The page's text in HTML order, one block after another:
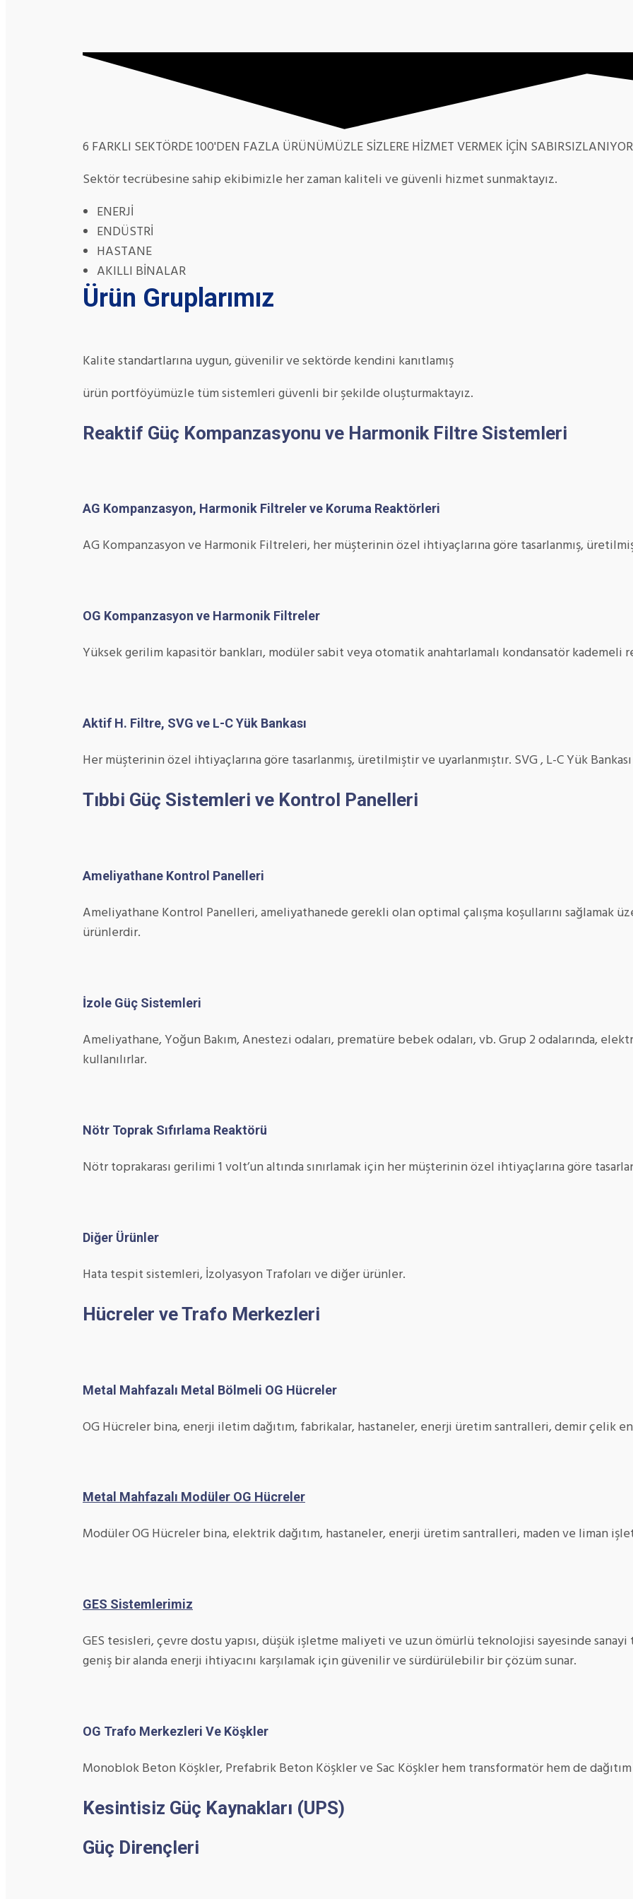
6 FARKLI SEKTÖRDE 100'DEN FAZLA ÜRÜNÜMÜZLE SİZLERE HİZMET VERMEK İÇİN
Sektör tecrübesine sahip ekibimizle her zaman kaliteli ve güvenli hizmet sunmaktayız.
ENERJİ
ENDÜSTRİ
HASTANE
AKILLI BİNALAR
Ürün Gruplarımız
Kalite standartlarına uygun, güvenilir ve sektörde kendini kanıtlamış
ürün portföyümüzle tüm sistemleri güvenli bir şekilde oluşturmaktayız.
Reaktif Güç Kompanzasyonu ve Harmonik Filtre Sistemleri
AG Kompanzasyon, Harmonik Filtreler ve Koruma Reaktörleri
AG Kompanzasyon ve Harmonik Filtreleri, her müşterinin özel ihtiyaçlarına göre tasarlanmış,
OG Kompanzasyon ve Harmonik Filtreler
Yüksek gerilim kapasitör bankları, modüler sabit veya otomatik anahtarlamalı kondansatör
Aktif H. Filtre, SVG ve L-C Yük Bankası
Her müşterinin özel ihtiyaçlarına göre tasarlanmış, üretilmiştir ve uyarlanmıştır. SVG , L-C Yük
Tıbbi Güç Sistemleri ve Kontrol Panelleri
Ameliyathane Kontrol Panelleri
Ameliyathane Kontrol Panelleri, ameliyathanede gerekli olan optimal çalışma koşullarını sağlamak
ürünlerdir.
İzole Güç Sistemleri
Ameliyathane, Yoğun Bakım, Anestezi odaları, prematüre bebek odaları, vb. Grup 2 odalarında,
kullanılırlar.
Nötr Toprak Sıfırlama Reaktörü
Nötr toprakarası gerilimi 1 volt’un altında sınırlamak için her müşterinin özel ihtiyaçlarına göre
Diğer Ürünler
Hata tespit sistemleri, İzolyasyon Trafoları ve diğer ürünler.
Hücreler ve Trafo Merkezleri
Metal Mahfazalı Metal Bölmeli OG Hücreler
OG Hücreler bina, enerji iletim dağıtım, fabrikalar, hastaneler, enerji üretim santralleri, demir çelik
Metal Mahfazalı Modüler OG Hücreler
Modüler OG Hücreler bina, elektrik dağıtım, hastaneler, enerji üretim santralleri, maden ve liman
GES Sistemlerimiz
GES tesisleri, çevre dostu yapısı, düşük işletme maliyeti ve uzun ömürlü teknolojisi sayesinde
geniş bir alanda enerji ihtiyacını karşılamak için güvenilir ve sürdürülebilir bir çözüm sunar.
OG Trafo Merkezleri Ve Köşkler
Monoblok Beton Köşkler, Prefabrik Beton Köşkler ve Sac Köşkler hem transformatör hem de
Kesintisiz Güç Kaynakları (UPS)
Güç Dirençleri